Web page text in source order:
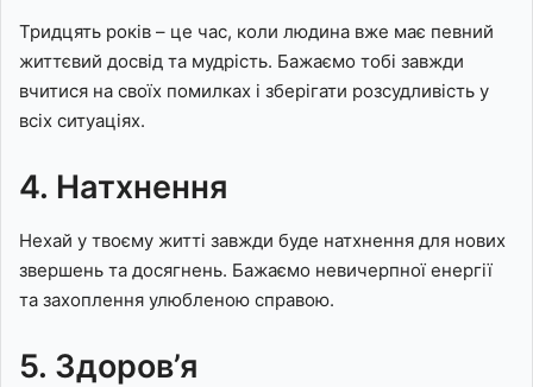
Тридцять років – це час, коли людина вже має певний
життєвий досвід та мудрість. Бажаємо тобі завжди
вчитися на своїх помилках і зберігати розсудливість у
всіх ситуаціях.
4. Натхнення
Нехай у твоєму житті завжди буде натхнення для нових
звершень та досягнень. Бажаємо невичерпної енергії
та захоплення улюбленою справою.
5. Здоров’я